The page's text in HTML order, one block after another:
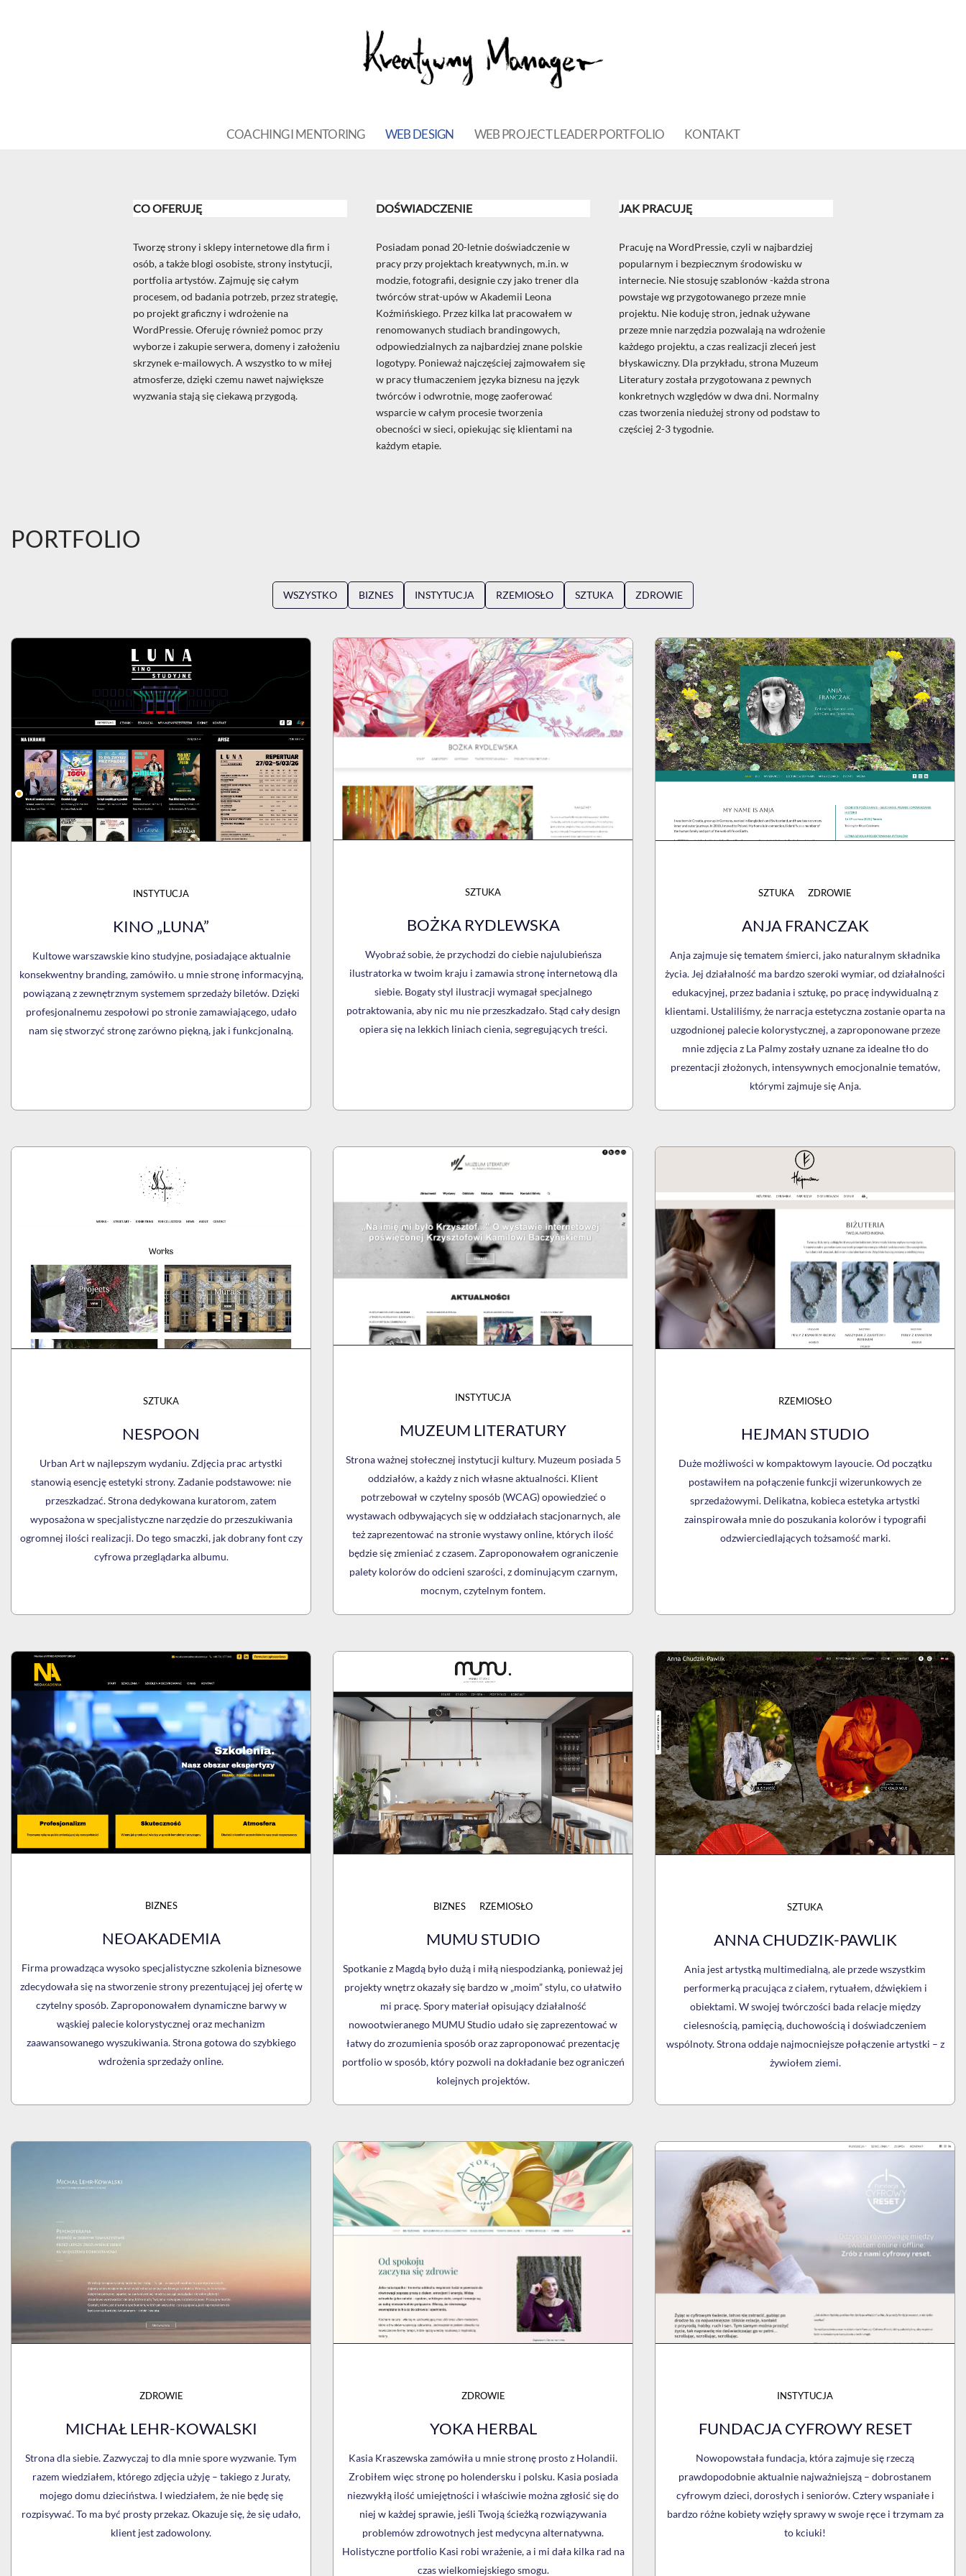
COACHING I MENTORING WEB DESIGN WEB PROJECT LEADER PORTFOLIO KONTAKT
CO OFERUJĘ
Tworzę strony i sklepy internetowe dla firm i
osób, a także blogi osobiste, strony instytucji,
portfolia artystów. Zajmuję się całym
procesem, od badania potrzeb, przez strategię,
po projekt graficzny i wdrożenie na
WordPressie. Oferuję również pomoc przy
wyborze i zakupie serwera, domeny i założeniu
skrzynek e-mailowych. A wszystko to w miłej
atmosferze, dzięki czemu nawet największe
wyzwania stają się ciekawą przygodą.
DOŚWIADCZENIE
Posiadam ponad 20-letnie doświadczenie w
pracy przy projektach kreatywnych, m.in. w
modzie, fotografii, designie czy jako trener dla
twórców strat-upów w Akademii Leona
Koźmińskiego. Przez kilka lat pracowałem w
renomowanych studiach brandingowych,
odpowiedzialnych za najbardziej znane polskie
logotypy. Ponieważ najczęściej zajmowałem się
w pracy tłumaczeniem języka biznesu na język
twórców i odwrotnie, mogę zaoferować
wsparcie w całym procesie tworzenia
obecności w sieci, opiekując się klientami na
każdym etapie.
JAK PRACUJĘ
Pracuję na WordPressie, czyli w najbardziej
popularnym i bezpiecznym środowisku w
internecie. Nie stosuję szablonów -każda strona
powstaje wg przygotowanego przeze mnie
projektu. Nie koduję stron, jednak używane
przeze mnie narzędzia pozwalają na wdrożenie
każdego projektu, a czas realizacji zleceń jest
błyskawiczny. Dla przykładu, strona Muzeum
Literatury została przygotowana z pewnych
konkretnych względów w dwa dni. Normalny
czas tworzenia niedużej strony od podstaw to
częściej 2-3 tygodnie.
PORTFOLIO
WSZYSTKO BIZNES INSTYTUCJA RZEMIOSŁO SZTUKA ZDROWIE
INSTYTUCJA
KINO „LUNA”
Kultowe warszawskie kino studyjne, posiadające aktualnie
konsekwentny branding, zamówiło. u mnie stronę informacyjną,
powiązaną z zewnętrznym systemem sprzedaży biletów. Dzięki
profesjonalnemu zespołowi po stronie zamawiającego, udało
nam się stworzyć stronę zarówno piękną, jak i funkcjonalną.
SZTUKA
BOŻKA RYDLEWSKA
Wyobraź sobie, że przychodzi do ciebie najulubieńsza
ilustratorka w twoim kraju i zamawia stronę internetową dla
siebie. Bogaty styl ilustracji wymagał specjalnego
potraktowania, aby nic mu nie przeszkadzało. Stąd cały design
opiera się na lekkich liniach cienia, segregujących treści.
SZTUKA ZDROWIE
ANJA FRANCZAK
Anja zajmuje się tematem śmierci, jako naturalnym składnika
życia. Jej działalność ma bardzo szeroki wymiar, od działalności
edukacyjnej, przez badania i sztukę, po pracę indywidualną z
klientami. Ustaliliśmy, że narracja estetyczna zostanie oparta na
uzgodnionej palecie kolorystycznej, a zaproponowane przeze
mnie zdjęcia z La Palmy zostały uznane za idealne tło do
prezentacji złożonych, intensywnych emocjonalnie tematów,
którymi zajmuje się Anja.
SZTUKA
NESPOON
Urban Art w najlepszym wydaniu. Zdjęcia prac artystki
stanowią esencję estetyki strony. Zadanie podstawowe: nie
przeszkadzać. Strona dedykowana kuratorom, zatem
wyposażona w specjalistyczne narzędzie do przeszukiwania
ogromnej ilości realizacji. Do tego smaczki, jak dobrany font czy
cyfrowa przeglądarka albumu.
INSTYTUCJA
MUZEUM LITERATURY
Strona ważnej stołecznej instytucji kultury. Muzeum posiada 5
oddziałów, a każdy z nich własne aktualności. Klient
potrzebował w czytelny sposób (WCAG) opowiedzieć o
wystawach odbywających się w oddziałach stacjonarnych, ale
też zaprezentować na stronie wystawy online, których ilość
będzie się zmieniać z czasem. Zaproponowałem ograniczenie
palety kolorów do odcieni szarości, z dominującym czarnym,
mocnym, czytelnym fontem.
RZEMIOSŁO
HEJMAN STUDIO
Duże możliwości w kompaktowym layoucie. Od początku
postawiłem na połączenie funkcji wizerunkowych ze
sprzedażowymi. Delikatna, kobieca estetyka artystki
zainspirowała mnie do poszukania kolorów i typografii
odzwierciedlających tożsamość marki.
BIZNES
NEOAKADEMIA
Firma prowadząca wysoko specjalistyczne szkolenia biznesowe
zdecydowała się na stworzenie strony prezentującej jej ofertę w
czytelny sposób. Zaproponowałem dynamiczne barwy w
wąskiej palecie kolorystycznej oraz mechanizm
zaawansowanego wyszukiwania. Strona gotowa do szybkiego
wdrożenia sprzedaży online.
BIZNES RZEMIOSŁO
MUMU STUDIO
Spotkanie z Magdą było dużą i miłą niespodzianką, ponieważ jej
projekty wnętrz okazały się bardzo w „moim” stylu, co ułatwiło
mi pracę. Spory materiał opisujący działalność
nowootwieranego MUMU Studio udało się zaprezentować w
łatwy do zrozumienia sposób oraz zaproponować prezentację
portfolio w sposób, który pozwoli na dokładanie bez ograniczeń
kolejnych projektów.
SZTUKA
ANNA CHUDZIK-PAWLIK
Ania jest artystką multimedialną, ale przede wszystkim
performerką pracująca z ciałem, rytuałem, dźwiękiem i
obiektami. W swojej twórczości bada relacje między
cielesnością, pamięcią, duchowością i doświadczeniem
wspólnoty. Strona oddaje najmocniejsze połączenie artystki – z
żywiołem ziemi.
ZDROWIE
MICHAŁ LEHR-KOWALSKI
Strona dla siebie. Zazwyczaj to dla mnie spore wyzwanie. Tym
razem wiedziałem, którego zdjęcia użyję – takiego z Juraty,
mojego domu dzieciństwa. I wiedziałem, że nie będę się
rozpisywać. To ma być prosty przekaz. Okazuje się, że się udało,
klient jest zadowolony.
ZDROWIE
YOKA HERBAL
Kasia Kraszewska zamówiła u mnie stronę prosto z Holandii.
Zrobiłem więc stronę po holendersku i polsku. Kasia posiada
niezwykłą ilość umiejętności i właściwie można zgłosić się do
niej w każdej sprawie, jeśli Twoją ścieżką rozwiązywania
problemów zdrowotnych jest medycyna alternatywna.
Holistyczne portfolio Kasi robi wrażenie, a i mi dała kilka rad na
czas wielkomiejskiego smogu.
INSTYTUCJA
FUNDACJA CYFROWY RESET
Nowopowstała fundacja, która zajmuje się rzeczą
prawdopodobnie aktualnie najważniejszą – dobrostanem
cyfrowym dzieci, dorosłych i seniorów. Cztery wspaniałe i
bardzo różne kobiety wzięły sprawy w swoje ręce i trzymam za
to kciuki!